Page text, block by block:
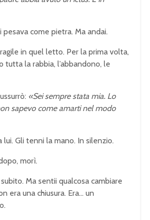
pesava come pietra. Ma andai.
in quel letto. Per la prima volta,
tutta la rabbia, l’abbandono, le
«Sei sempre stata mia. Lo
sapevo come amarti nel modo
lui. Gli tenni la mano. In silenzio.
morì.
Ma sentii qualcosa cambiare
era una chiusura. Era… un